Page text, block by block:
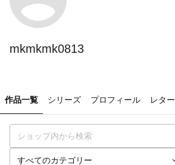
mkmkmk0813
作品一覧 シリーズ プロフィール レター